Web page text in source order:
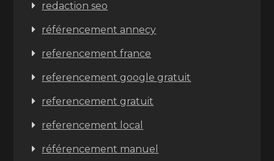
redaction seo
référencement annecy
referencement france
referencement google gratuit
referencement gratuit
referencement local
référencement manuel